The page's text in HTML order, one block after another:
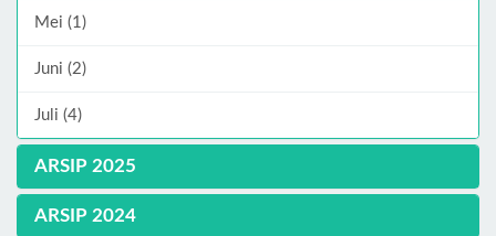
Mei (1)
Juni (2)
Juli (4)
ARSIP 2025
ARSIP 2024